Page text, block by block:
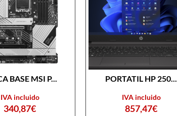
BASE MSI P...
340,87€
IVA incluido
PORTATIL HP 250...
857,47€
IVA incluido